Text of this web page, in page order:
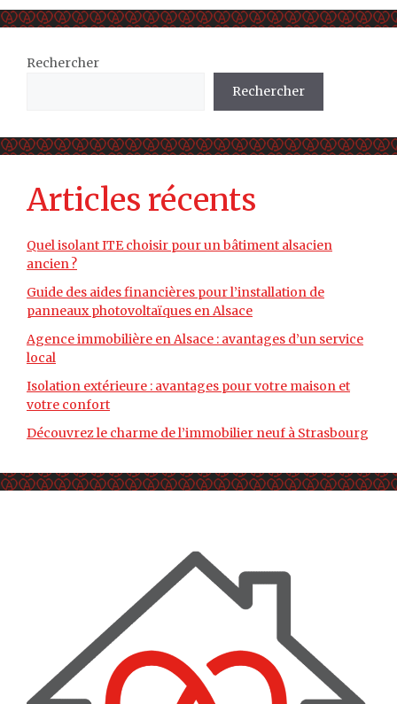
Rechercher
Rechercher
Articles récents
Quel isolant ITE choisir pour un bâtiment alsacien
ancien ?
Guide des aides financières pour l’installation de
panneaux photovoltaïques en Alsace
Agence immobilière en Alsace : avantages d’un service
local
Isolation extérieure : avantages pour votre maison et
votre confort
Découvrez le charme de l’immobilier neuf à Strasbourg